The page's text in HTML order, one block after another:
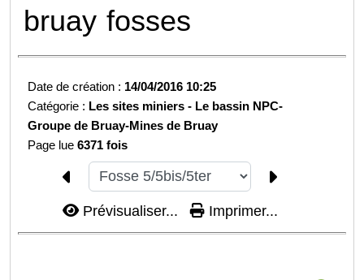
bruay fosses
Date de création : 14/04/2016 10:25
Catégorie : Les sites miniers - Le bassin NPC-
Groupe de Bruay-Mines de Bruay
Page lue6371 fois
Prévisualiser... Imprimer...